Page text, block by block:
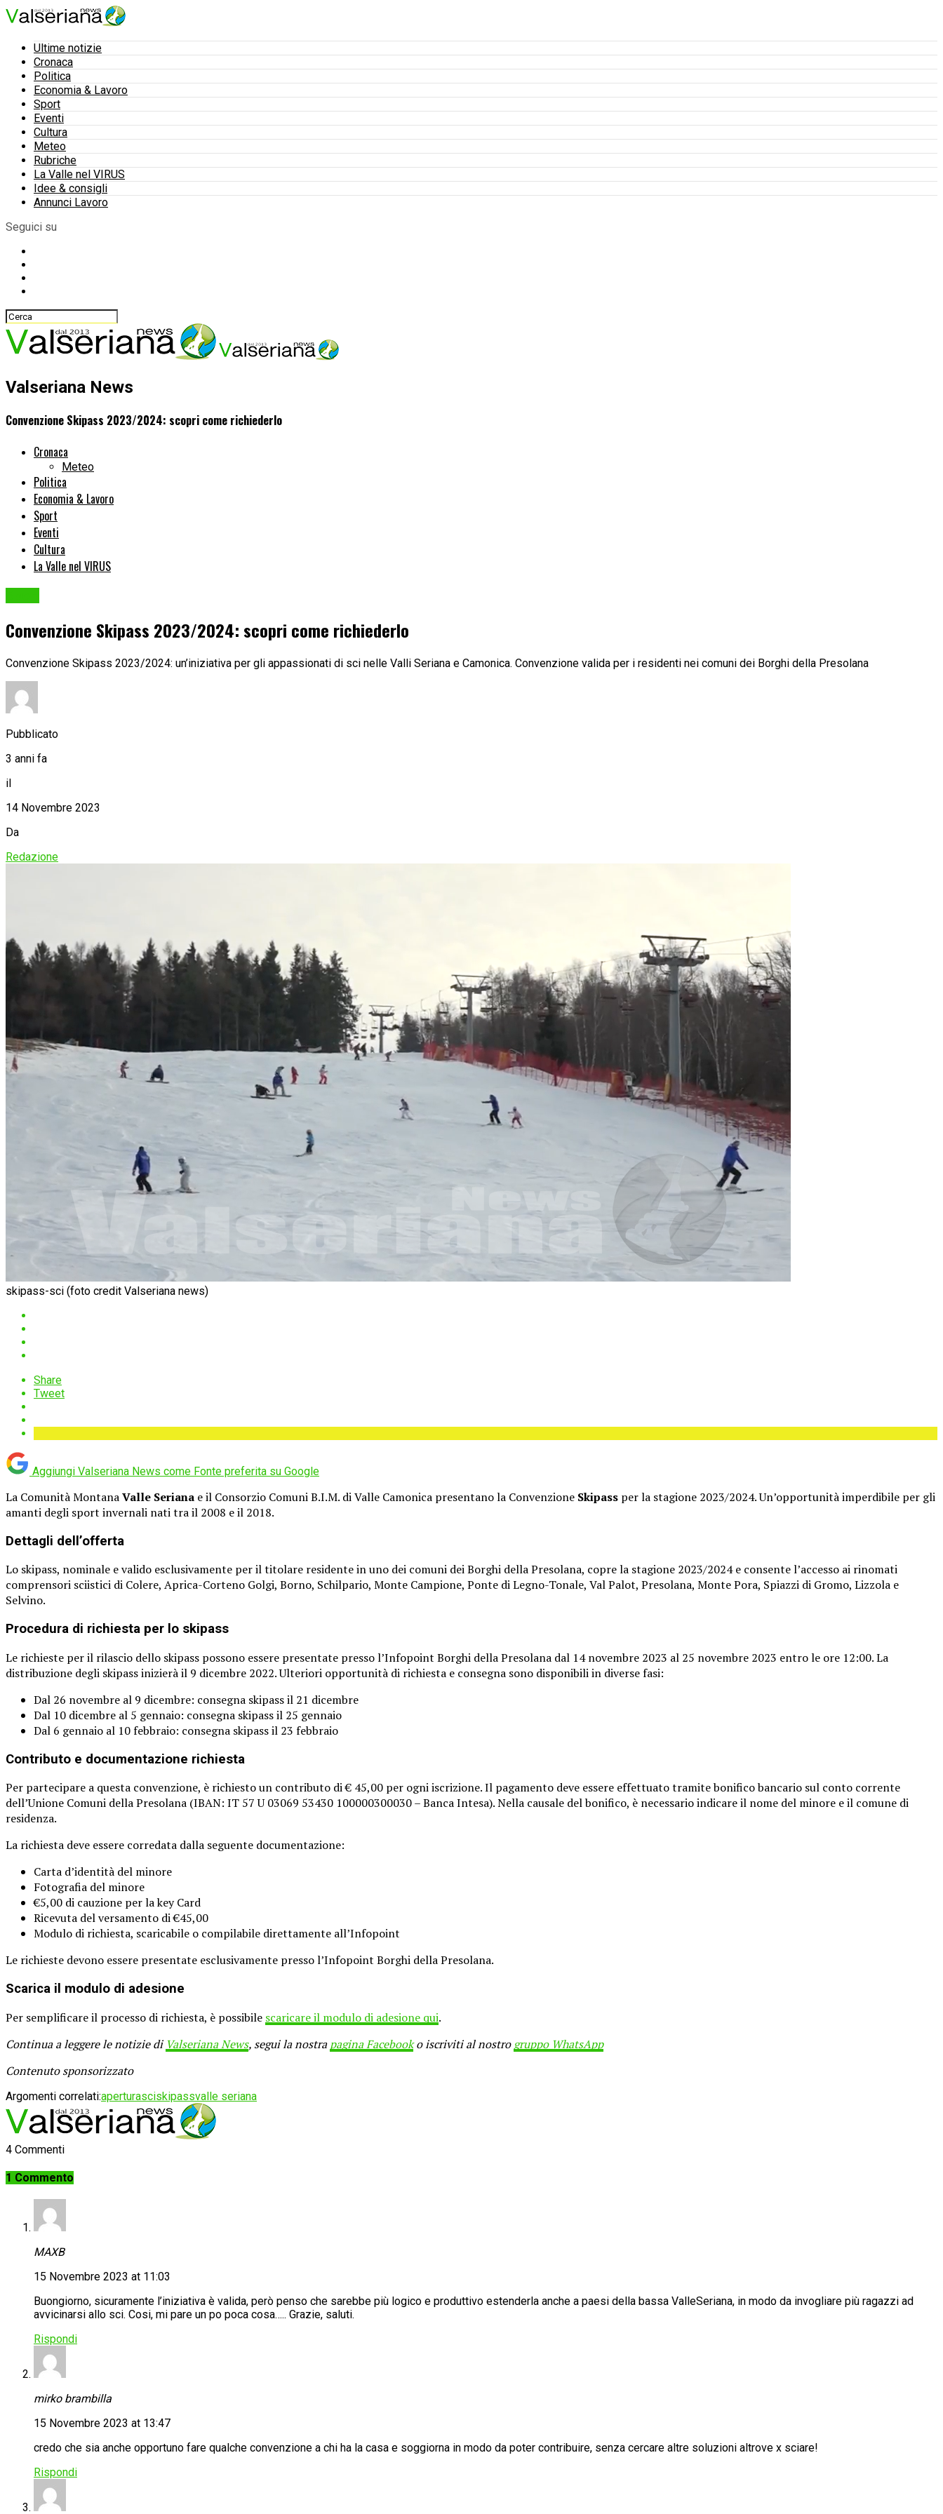
Ultime notizie
Cronaca
Politica
Economia & Lavoro
Sport
Eventi
Cultura
Meteo
Rubriche
La Valle nel VIRUS
Idee & consigli
Annunci Lavoro
Seguici su
Valseriana News
Convenzione Skipass 2023/2024: scopri come richiederlo
Cronaca
Meteo
Politica
Economia & Lavoro
Sport
Eventi
Cultura
La Valle nel VIRUS
Convenzione Skipass 2023/2024: scopri come richiederlo
Convenzione Skipass 2023/2024: un’iniziativa per gli appassionati di sci nelle Valli Seriana e Camonica. Convenzione valida per i residenti nei comuni dei Borghi della Presolana
Pubblicato
3 anni fa
il
14 Novembre 2023
Da
Redazione
skipass-sci (foto credit Valseriana news)
Share
Tweet
Aggiungi Valseriana News come Fonte preferita su Google
La Comunità MontanaValle Seriana e il Consorzio Comuni B.I.M. di Valle Camonica presentano la Convenzione Skipass per la stagione 2023/2024. Un’opportunità imperdibile per gli
amanti degli sport invernali nati tra il 2008 e il 2018.
Dettagli dell’offerta
Lo skipass, nominale e valido esclusivamente per il titolare residente in uno dei comuni dei Borghi della Presolana, copre la stagione 2023/2024 e consente l’accesso ai rinomati
comprensori sciistici di Colere, Aprica-Corteno Golgi, Borno, Schilpario, Monte Campione, Ponte di Legno-Tonale, Val Palot, Presolana, Monte Pora, Spiazzi di Gromo, Lizzola e
Selvino.
Procedura di richiesta per lo skipass
Le richieste per il rilascio dello skipass possono essere presentate presso l’Infopoint Borghi della Presolana dal 14 novembre 2023 al 25 novembre 2023 entro le ore 12:00. La
distribuzione degli skipass inizierà il 9 dicembre 2022. Ulteriori opportunità di richiesta e consegna sono disponibili in diverse fasi:
Dal 26 novembre al 9 dicembre: consegna skipass il 21 dicembre
Dal 10 dicembre al 5 gennaio: consegna skipass il 25 gennaio
Dal 6 gennaio al 10 febbraio: consegna skipass il 23 febbraio
Contributo e documentazione richiesta
Per partecipare a questa convenzione, è richiesto un contributo di € 45,00 per ogni iscrizione. Il pagamento deve essere effettuato tramite bonifico bancario sul conto corrente
dell’Unione Comuni della Presolana (IBAN: IT 57 U 03069 53430 100000300030 – Banca Intesa). Nella causale del bonifico, è necessario indicare il nome del minore e il comune di
residenza.
La richiesta deve essere corredata dalla seguente documentazione:
Carta d’identità del minore
Fotografia del minore
€5,00 di cauzione per la key Card
Ricevuta del versamento di €45,00
Modulo di richiesta, scaricabile o compilabile direttamente all’Infopoint
Le richieste devono essere presentate esclusivamente presso l’Infopoint Borghi della Presolana.
Scarica il modulo di adesione
Per semplificare il processo di richiesta, è possibile scaricare il modulo di adesione qui.
Continua a leggere le notizie di Valseriana News, segui la nostrapagina Facebooko iscriviti al nostrogruppo WhatsApp
Contenuto sponsorizzato
Argomenti correlati:aperturasciskipassvalle seriana
4 Commenti
1 Commento
MAXB
15 Novembre 2023 at 11:03
Buongiorno, sicuramente l’iniziativa è valida, però penso che sarebbe più logico e produttivo estenderla anche a paesi della bassa ValleSeriana, in modo da invogliare più ragazzi ad
avvicinarsi allo sci. Cosi, mi pare un po poca cosa….. Grazie, saluti.
Rispondi
mirko brambilla
15 Novembre 2023 at 13:47
credo che sia anche opportuno fare qualche convenzione a chi ha la casa e soggiorna in modo da poter contribuire, senza cercare altre soluzioni altrove x sciare!
Rispondi